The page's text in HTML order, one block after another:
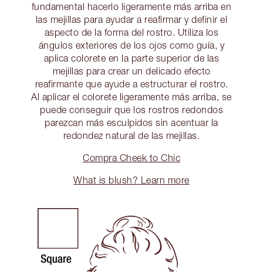
fundamental hacerlo ligeramente más arriba en
las mejillas para ayudar a reafirmar y definir el
aspecto de la forma del rostro. Utiliza los
ángulos exteriores de los ojos como guía, y
aplica colorete en la parte superior de las
mejillas para crear un delicado efecto
reafirmante que ayude a estructurar el rostro.
Al aplicar el colorete ligeramente más arriba, se
puede conseguir que los rostros redondos
parezcan más esculpidos sin acentuar la
redondez natural de las mejillas.
Compra Cheek to Chic
What is blush? Learn more